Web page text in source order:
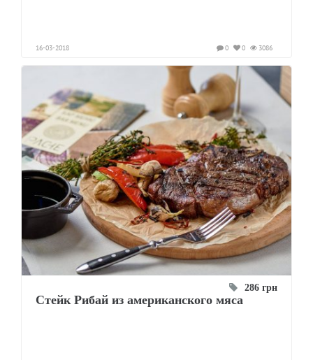
16-03-2018 3086
0
0
286 грн
Стейк Рибай из американского мяса